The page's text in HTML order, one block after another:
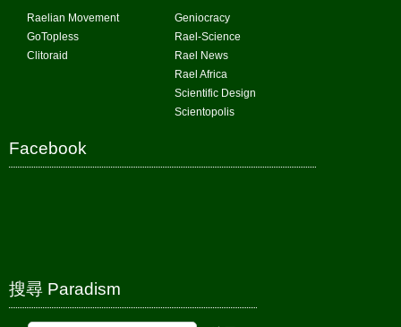
Raelian Movement
GoTopless
Clitoraid
Geniocracy
Rael-Science
Rael News
Rael Africa
Scientific Design
Scientopolis
Facebook
搜尋 Paradism